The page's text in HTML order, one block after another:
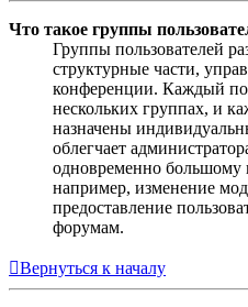
Что такое группы
Группы пользователей
структурные части,
конференции. Каждый
нескольких группах, и
назначены
облегчает
одновременно большому
например, изменение
предоставление
форумам.
Вернуться к началу